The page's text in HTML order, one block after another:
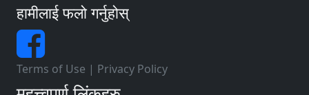
हामीलाई फलो गर्नुहोस्
Terms of Use | Privacy Policy